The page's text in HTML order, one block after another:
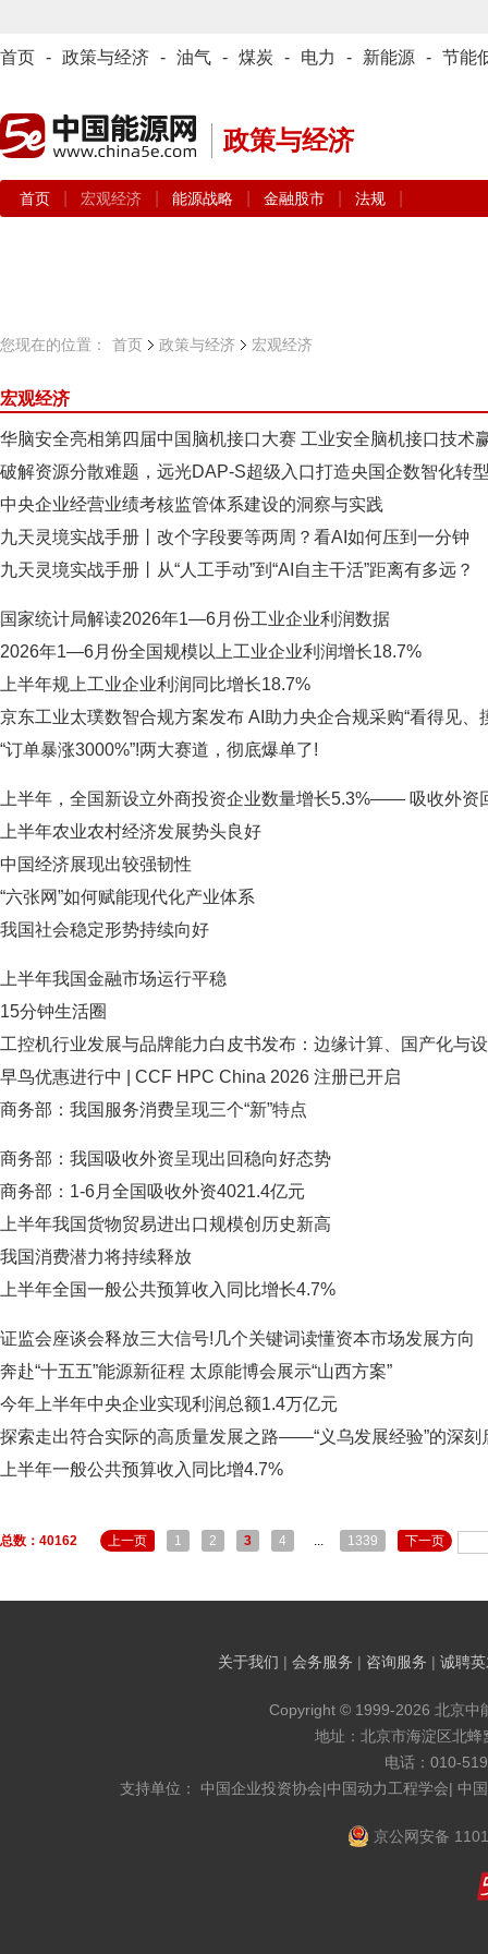
首页 - 政策与经济 - 油气 - 煤炭 - 电力 - 新能源 - 节能
政策与经济
首页 宏观经济 能源战略 金融股市 法规
您现在的位置： 首页 政策与经济 宏观经济
宏观经济
华脑安全亮相第四届中国脑机接口大赛 工业安全脑机接口技术
破解资源分散难题，远光DAP-S超级入口打造央国企数智化转
中央企业经营业绩考核监管体系建设的洞察与实践
九天灵境实战手册丨改个字段要等两周？看AI如何压到一分钟
九天灵境实战手册丨从“人工手动”到“AI自主干活”距离有多远？
国家统计局解读2026年1—6月份工业企业利润数据
2026年1—6月份全国规模以上工业企业利润增长18.7%
上半年规上工业企业利润同比增长18.7%
京东工业太璞数智合规方案发布 AI助力央企合规采购“看得见、
“订单暴涨3000%”!两大赛道，彻底爆单了!
上半年，全国新设立外商投资企业数量增长5.3%—— 吸收外资
上半年农业农村经济发展势头良好
中国经济展现出较强韧性
“六张网”如何赋能现代化产业体系
我国社会稳定形势持续向好
上半年我国金融市场运行平稳
15分钟生活圈
工控机行业发展与品牌能力白皮书发布：边缘计算、国产化与
早鸟优惠进行中 | CCF HPC China 2026 注册已开启
商务部：我国服务消费呈现三个“新”特点
商务部：我国吸收外资呈现出回稳向好态势
商务部：1-6月全国吸收外资4021.4亿元
上半年我国货物贸易进出口规模创历史新高
我国消费潜力将持续释放
上半年全国一般公共预算收入同比增长4.7%
证监会座谈会释放三大信号!几个关键词读懂资本市场发展方向
奔赴“十五五”能源新征程 太原能博会展示“山西方案”
今年上半年中央企业实现利润总额1.4万亿元
探索走出符合实际的高质量发展之路——“义乌发展经验”的深刻
上半年一般公共预算收入同比增4.7%
总数：40162 上一页 1 2 3 4 ... 1339 下一页
关于我们 | 会务服务 | 咨询服务 | 诚聘
Copyright © 1999-2026 北京中
地址：北京市海淀区北
电话：010-
支持单位： 中国企业投资协会|中国动力工程学会| 中
京公网安备